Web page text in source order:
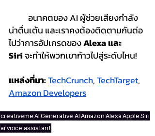
น่าตื่นเต้น และเราคงต้องติดตามกันต่อ
ไปว่าการอัปเกรดของ Alexa และ
Siri จะทำให้พวกเขาก้าวไปสู่ระดับไหน!
แหล่งที่มา: TechCrunch, TechTarget,
Amazon Developers
creativemeAIGenerative AIAmazonAlexaAppleSiri
ai voice assistant